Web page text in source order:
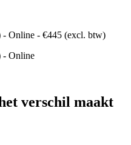
- Online - €445 (excl. btw)
- Online
verschil maakt